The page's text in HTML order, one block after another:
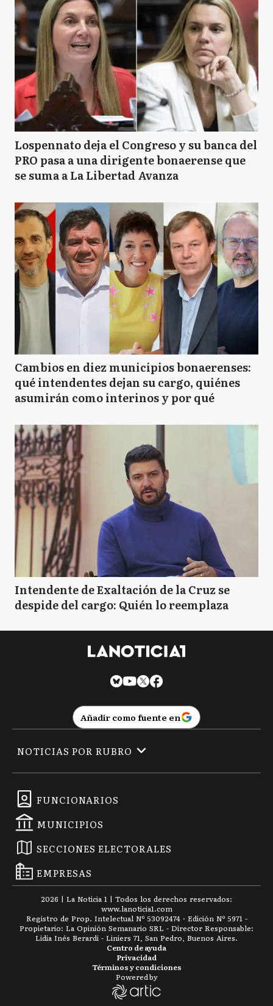
Lospennato deja el Congreso y su banca del
PRO pasa a una dirigente bonaerense que
se suma a La Libertad Avanza
Cambios en diez municipios bonaerenses:
qué intendentes dejan su cargo, quiénes
asumirán como interinos y por qué
Intendente de Exaltación de la Cruz se
despide del cargo: Quién lo reemplaza
Añadir como fuente en
FUNCIONARIOS
MUNICIPIOS
SECCIONES ELECTORALES
EMPRESAS
NOTICIAS POR RUBRO
2026 | La Noticia 1 | Todos los derechos reservados:
www.lanoticia1.com
Registro de Prop. Intelectual Nº 53092474 · Edición Nº 5971 -
Propietario: La Opinión Semanario SRL - Director Responsable:
Lidia Inés Berardi - Liniers 71, San Pedro, Buenos Aires.
Términos y condiciones
Privacidad
Centro de ayuda
Powered by